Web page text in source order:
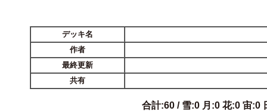
デッキ名
作者
最終更新
共有
合計:60 / 雪:0 月:0 花:0 宙:0